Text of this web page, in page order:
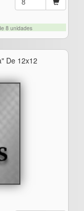
8 unidades
De 12x12